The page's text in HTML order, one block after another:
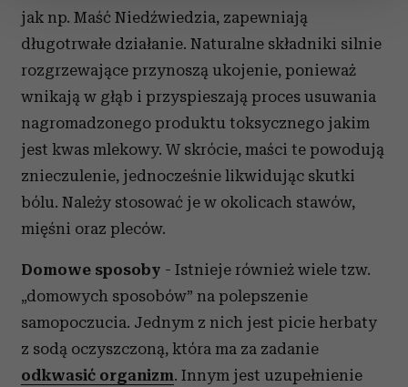
zmienić lub wycofać swoją zgodę w dowolnej chwili.
Wykorzystujemy pliki cookie do spersonalizowania treści
i reklam, aby oferować funkcje społecznościowe i
analizować ruch w naszej witrynie. Informacje o tym, jak
korzystasz z naszej witryny, udostępniamy partnerom
społecznościowym, reklamowym i analitycznym.
Partnerzy mogą połączyć te informacje z innymi danymi
otrzymanymi od Ciebie lub uzyskanymi podczas
korzystania z ich usług.
jak np. Maść Niedźwiedzia, zapewniają
długotrwałe działanie. Naturalne składniki silnie
rozgrzewające przynoszą ukojenie, ponieważ
wnikają w głąb i przyspieszają proces usuwania
nagromadzonego produktu toksycznego jakim
jest kwas mlekowy. W skrócie, maści te powodują
znieczulenie, jednocześnie likwidując skutki
bólu. Należy stosować je w okolicach stawów,
mięśni oraz pleców.
Domowe sposoby - Istnieje również wiele tzw.
„domowych sposobów” na polepszenie
samopoczucia. Jednym z nich jest picie herbaty
z sodą oczyszczoną, która ma za zadanie
odkwasić organizm. Innym jest uzupełnienie